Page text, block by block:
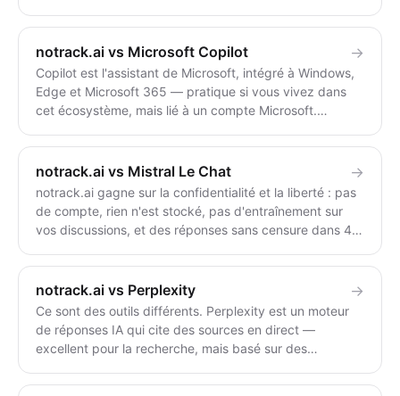
votre identité Meta — et à partir de décembre 2025, il
utilise vos discussions IA pour cibler des publicités, sans
possibilité de désactivation complète hors
UE/Royaume-Uni. Utilisez Meta AI pour une aide rapide
dans l'application ; utilisez notrack.ai pour garder vos
discussions hors de tout profil publicitaire.
notrack.ai vs Microsoft Copilot →
Copilot est l'assistant de Microsoft, intégré à Windows,
Edge et Microsoft 365 — pratique si vous vivez dans
cet écosystème, mais lié à un compte Microsoft.
Utilisez Copilot pour l'intégration Microsoft ; utilisez
notrack.ai pour des réponses privées, anonymes et non
filtrées.
notrack.ai vs Mistral Le Chat →
notrack.ai gagne sur la confidentialité et la liberté : pas
de compte, rien n'est stocké, pas d'entraînement sur
vos discussions, et des réponses sans censure dans 46
performant avec des droits RGPD — mais il fonctionne
avec un compte, entraîne les utilisateurs du niveau
gratuit par défaut et applique des garde-fous de
contenu. Choisissez notrack.ai pour des discussions
anonymes et non filtrées ; choisissez Le Chat
uniquement si vous souhaitez spécifiquement son
notrack.ai vs Perplexity →
Ce sont des outils différents. Perplexity est un moteur
de réponses IA qui cite des sources en direct —
excellent pour la recherche, mais basé sur des
privé, sans compte et sans censure (pas un moteur de